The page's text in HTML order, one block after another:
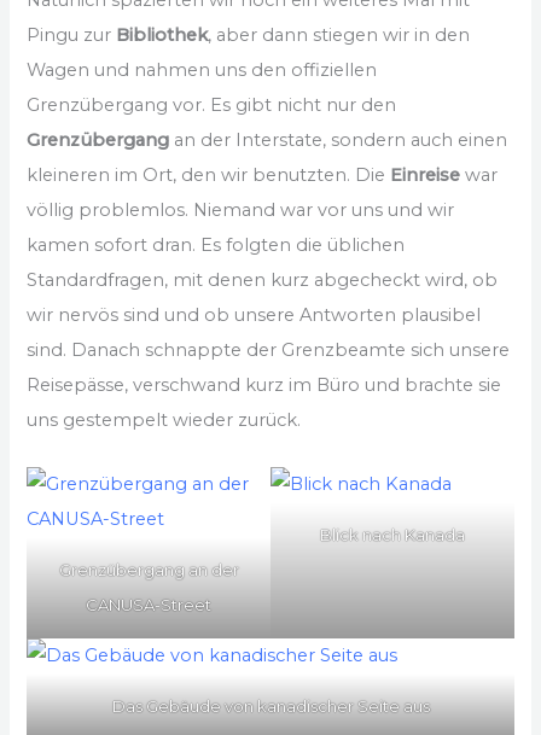
Pingu zur Bibliothek, aber dann stiegen wir in den
Wagen und nahmen uns den offiziellen
Grenzübergang vor. Es gibt nicht nur den
Grenzübergang an der Interstate, sondern auch einen
kleineren im Ort, den wir benutzten. Die Einreisewar
völlig problemlos. Niemand war vor uns und wir
kamen sofort dran. Es folgten die üblichen
Standardfragen, mit denen kurz abgecheckt wird, ob
wir nervös sind und ob unsere Antworten plausibel
sind. Danach schnappte der Grenzbeamte sich unsere
Reisepässe, verschwand kurz im Büro und brachte sie
uns gestempelt wieder zurück.
Grenzübergang an der
CANUSA-Street
Blick nach Kanada
Das Gebäude von kanadischer Seite aus